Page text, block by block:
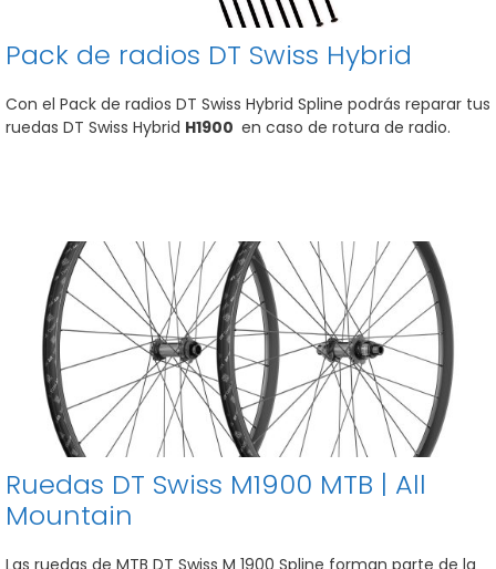
Pack de radios DT Swiss Hybrid
Con el Pack de radios DT Swiss Hybrid Spline podrás reparar tus
ruedas DT Swiss Hybrid H1900 en caso de rotura de radio.
Ruedas DT Swiss M1900 MTB | All
Mountain
Las ruedas de MTB DT Swiss M 1900 Spline forman parte de la